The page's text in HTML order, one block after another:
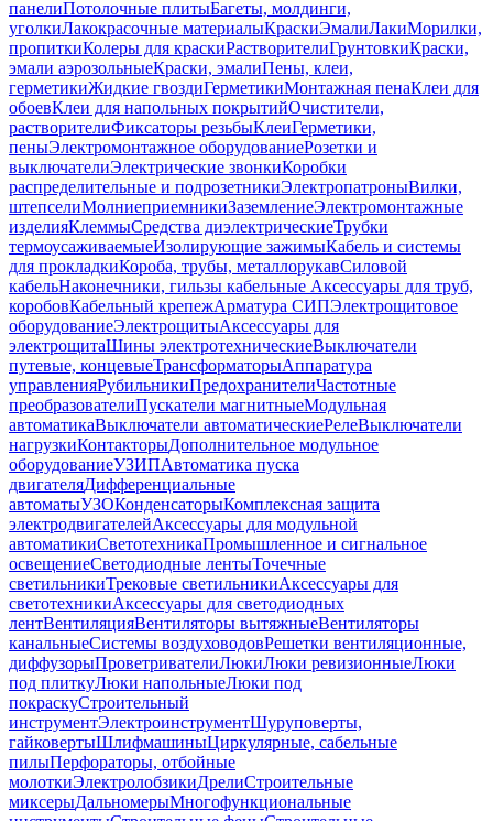
панелиПотолочные плитыБагеты, молдинги,
уголкиЛакокрасочные материалыКраскиЭмалиЛакиМорилки,
пропиткиКолеры для краскиРастворителиГрунтовкиКраски,
эмали аэрозольныеКраски, эмалиПены, клеи,
герметикиЖидкие гвоздиГерметикиМонтажная пенаКлеи для
обоевКлеи для напольных покрытийОчистители,
растворителиФиксаторы резьбыКлеиГерметики,
пеныЭлектромонтажное оборудованиеРозетки и
выключателиЭлектрические звонкиКоробки
распределительные и подрозетникиЭлектропатроныВилки,
штепселиМолниеприемникиЗаземлениеЭлектромонтажные
изделияКлеммыСредства диэлектрическиеТрубки
термоусаживаемыеИзолирующие зажимыКабель и системы
для прокладкиКороба, трубы, металлорукавСиловой
кабельНаконечники, гильзы кабельные Аксессуары для труб,
коробовКабельный крепежАрматура СИПЭлектрощитовое
оборудованиеЭлектрощитыАксессуары для
электрощитаШины электротехническиеВыключатели
путевые, концевыеТрансформаторыАппаратура
управленияРубильникиПредохранителиЧастотные
преобразователиПускатели магнитныеМодульная
автоматикаВыключатели автоматическиеРелеВыключатели
нагрузкиКонтакторыДополнительное модульное
оборудованиеУЗИПАвтоматика пуска
двигателяДифференциальные
автоматыУЗОКонденсаторыКомплексная защита
электродвигателейАксессуары для модульной
автоматикиСветотехникаПромышленное и сигнальное
освещениеСветодиодные лентыТочечные
светильникиТрековые светильникиАксессуары для
светотехникиАксессуары для светодиодных
лентВентиляцияВентиляторы вытяжныеВентиляторы
канальныеСистемы воздуховодовРешетки вентиляционные,
диффузорыПроветривателиЛюкиЛюки ревизионныеЛюки
под плиткуЛюки напольныеЛюки под
покраскуСтроительный
инструментЭлектроинструментШуруповерты,
гайковертыШлифмашиныЦиркулярные, сабельные
пилыПерфораторы, отбойные
молоткиЭлектролобзикиДрелиСтроительные
миксерыДальномерыМногофункциональные